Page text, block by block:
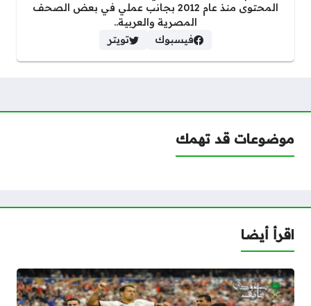
المحتوى منذ عام 2012 بجانب عملي في بعض الصحف
المصرية والعربية..
فيسبوك
تويتر
موضوعات قد تهمك
اقرأ أيضا